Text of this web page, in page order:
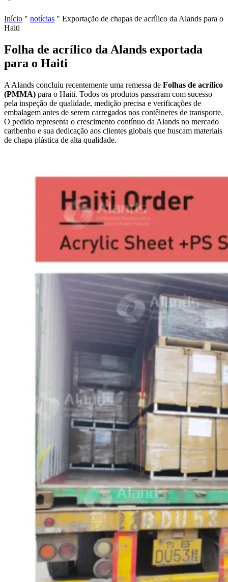
Início " notícias " Exportação de chapas de acrílico da Alands para o
Haiti
Folha de acrílico da Alands exportada
para o Haiti
A Alands concluiu recentemente uma remessa de Folhas de acrílico
(PMMA) para o Haiti. Todos os produtos passaram com sucesso
pela inspeção de qualidade, medição precisa e verificações de
embalagem antes de serem carregados nos contêineres de transporte.
O pedido representa o crescimento contínuo da Alands no mercado
caribenho e sua dedicação aos clientes globais que buscam materiais
de chapa plástica de alta qualidade.